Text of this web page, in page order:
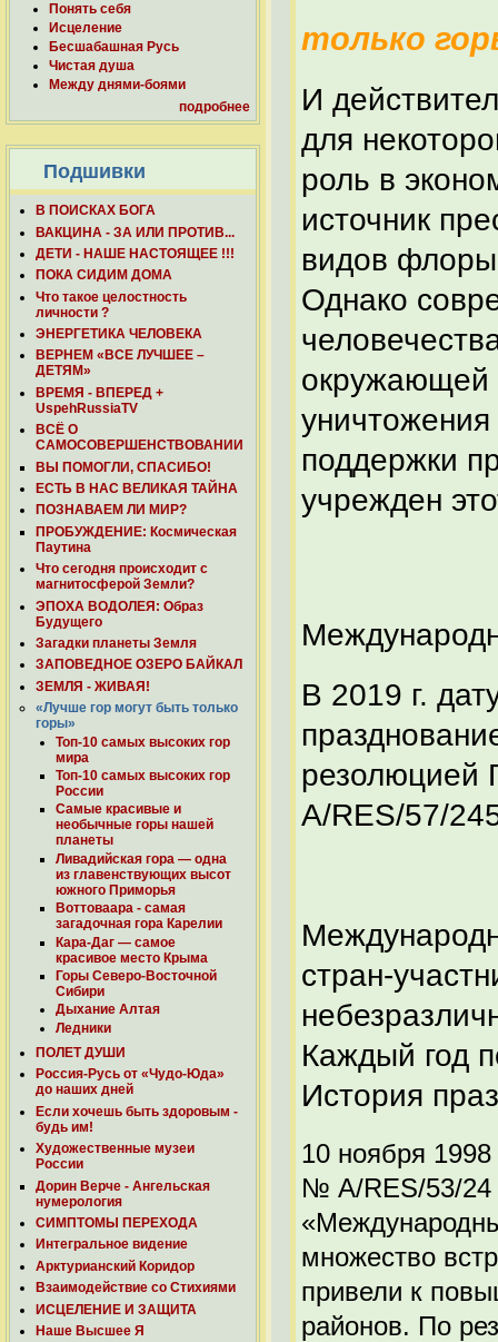
Понять себя
Исцеление
Бесшабашная Русь
Чистая душа
Между днями-боями
подробнее
Подшивки
В ПОИСКАХ БОГА
ВАКЦИНА - ЗА ИЛИ ПРОТИВ...
ДЕТИ - НАШЕ НАСТОЯЩЕЕ !!!
ПОКА СИДИМ ДОМА
Что такое целостность
личности ?
ЭНЕРГЕТИКА ЧЕЛОВЕКА
ВЕРНЕМ «ВСЕ ЛУЧШЕЕ –
ДЕТЯМ»
ВРЕМЯ - ВПЕРЕД +
UspehRussiaTV
ВСЁ О
САМОСОВЕРШЕНСТВОВАНИИ
ВЫ ПОМОГЛИ, СПАСИБО!
ЕСТЬ В НАС ВЕЛИКАЯ ТАЙНА
ПОЗНАВАЕМ ЛИ МИР?
ПРОБУЖДЕНИЕ: Космическая
Паутина
Что сегодня происходит с
магнитосферой Земли?
ЭПОХА ВОДОЛЕЯ: Образ
Будущего
Загадки планеты Земля
ЗАПОВЕДНОЕ ОЗЕРО БАЙКАЛ
ЗЕМЛЯ - ЖИВАЯ!
«Лучше гор могут быть только
горы»
Топ-10 самых высоких гор
мира
Топ-10 самых высоких гор
России
Самые красивые и
необычные горы нашей
планеты
Ливадийская гора — одна
из главенствующих высот
южного Приморья
Воттоваара - самая
загадочная гора Карелии
Кара-Даг — самое
красивое место Крыма
Горы Северо-Восточной
Сибири
Дыхание Алтая
Ледники
ПОЛЕТ ДУШИ
Россия-Русь от «Чудо-Юда»
до наших дней
Если хочешь быть здоровым -
будь им!
Художественные музеи
России
Дорин Верче - Ангельская
нумерология
СИМПТОМЫ ПЕРЕХОДА
Интегральное видение
Арктурианский Коридор
Взаимодействие со Стихиями
ИСЦЕЛЕНИЕ И ЗАЩИТА
Наше Высшее Я
только
И
для
роль в
источник
видов
Однако
окружающей
поддержки
учрежден
В 2019 г.
A/RES/57/
стран-
Каждый год
История
10 ноября
№ A/RES/53/24
множество
привели к
районов. По